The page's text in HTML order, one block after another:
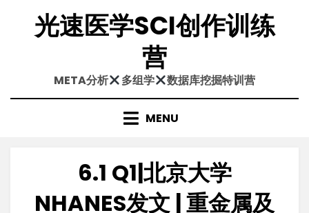
content光速医学SCI创作训练
营
META分析 多组学 数据库挖掘特训营
MENU
6.1 Q1|北京大学
NHANES发文 | 重金属及